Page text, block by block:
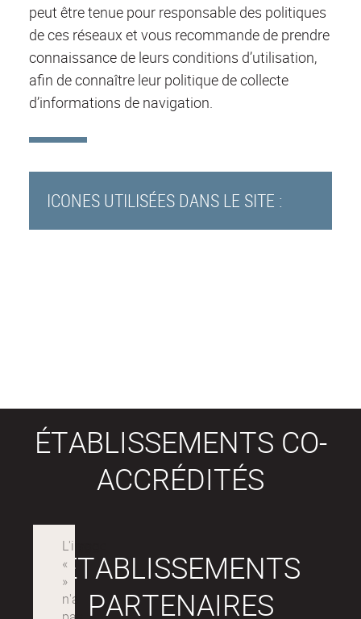
peut être tenue pour responsable des politiques
de ces réseaux et vous recommande de prendre
connaissance de leurs conditions d’utilisation,
afin de connaître leur politique de collecte
d’informations de navigation.
ICONES UTILISÉES DANS LE SITE :
ÉTABLISSEMENTS CO-
ACCRÉDITÉS
ÉTABLISSEMENTS
PARTENAIRES